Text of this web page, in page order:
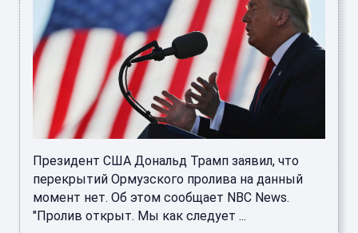
Президент США Дональд Трамп заявил, что
перекрытий Ормузского пролива на данный
момент нет. Об этом сообщает NBC News.
"Пролив открыт. Мы как следует ...